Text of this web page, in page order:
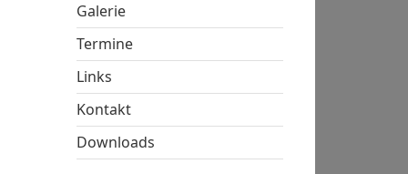
Galerie
Termine
Links
Kontakt
Downloads